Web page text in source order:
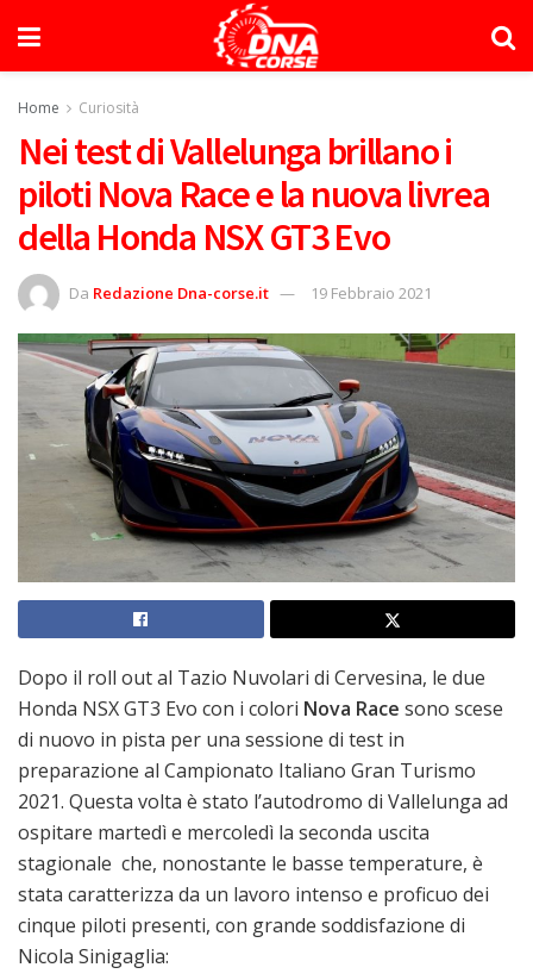
Home Curiosità
Nei test di Vallelunga brillano i
piloti Nova Race e la nuova livrea
della Honda NSX GT3 Evo
Da Redazione Dna-corse.it 19 Febbraio 2021
Dopo il roll out al Tazio Nuvolari di Cervesina, le due
Honda NSX GT3 Evo con i colori Nova Race sono scese
di nuovo in pista per una sessione di test in
preparazione al Campionato Italiano Gran Turismo
2021. Questa volta è stato l’autodromo di Vallelunga ad
ospitare martedì e mercoledì la seconda uscita
stagionale che, nonostante le basse temperature, è
stata caratterizza da un lavoro intenso e proficuo dei
cinque piloti presenti, con grande soddisfazione di
Nicola Sinigaglia: